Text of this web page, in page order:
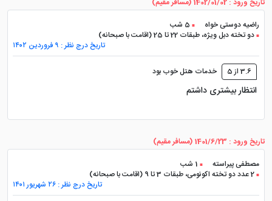
سوئیت جونیور
حدود ۵۰ متر مربع
سوئیت رویال
حدود ۵۶ متر مربع
سوئیت دوبلکس
سوئیت پرزیدنتال
حدود ۲۱۵ متر مربع تا چند نفر
کدام اتاق هتل پارسیان آزادی را رزرو
کنیم؟
تاریخ ورود : 1402/01/02 (مسافر مقیم)
راضیه دوستی خواه
5 شب
دو تخته دبل ویژه، طبقات 22 تا 25 (اقامت با صبحانه)
تاریخ درج نظر : ۹ فروردین ۱۴۰۲
3.6 از 5 خدمات هتل خوب بود
انتظار بیشتری داشتم
تاریخ ورود : 1401/6/23 (مسافر مقیم)
مصطفی پیراسته
1 شب
2 عدد دو تخته اکونومی، طبقات 3 تا 9 (اقامت با صبحانه)
تاریخ درج نظر : ۲۶ شهریور ۱۴۰۱